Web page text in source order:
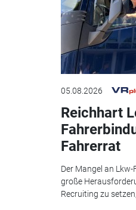
05.08.2026
Reichhart
Fahrerrat
Der Mangel an
große
Recruiting zu